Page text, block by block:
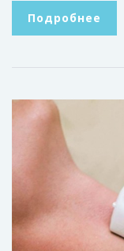
Подробнее